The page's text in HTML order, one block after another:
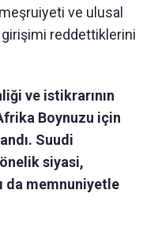
meşruiyeti ve ulusal
girişimi reddettiklerini
ve istikrarının
Boynuzu için
Suudi
siyasi,
da memnuniyetle